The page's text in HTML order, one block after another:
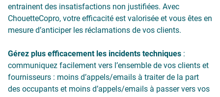
entrainent des insatisfactions non justifiées. Avec
ChouetteCopro, votre efficacité est valorisée et vous êtes en
mesure d’anticiper les réclamations de vos clients.
Gérez plus efficacement les incidents techniques :
communiquez facilement vers l’ensemble de vos clients et
fournisseurs : moins d’appels/emails à traiter de la part
des occupants et moins d’appels/emails à passer vers vos